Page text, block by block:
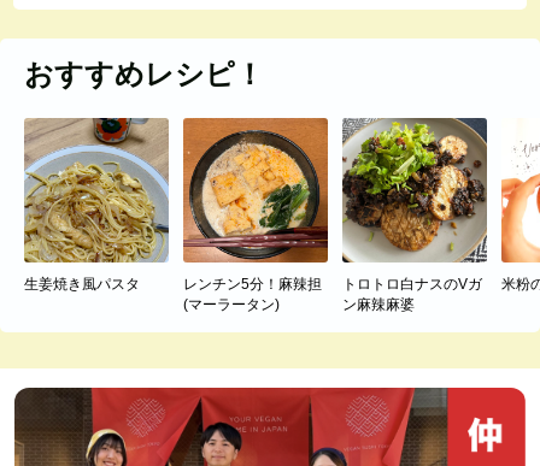
おすすめレシピ！
生姜焼き風パスタ
レンチン5分！麻辣担
(マーラータン)
トロトロ白ナスのVガ
ン麻辣麻婆
米粉